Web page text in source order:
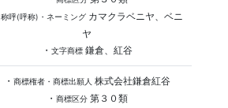
称呼(呼称)・ネーミングカマクラベニヤ、ベニ
ヤ
・ 文字商標鎌倉、紅谷
・ 商標権者・商標出願人 株式会社鎌倉紅谷
・ 商標区分第３０類